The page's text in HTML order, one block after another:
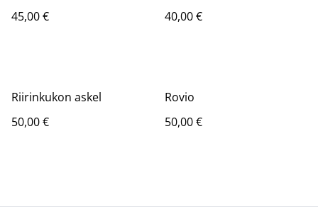
45,00 €
40,00 €
Riirinkukon askel
50,00 €
Rovio
50,00 €